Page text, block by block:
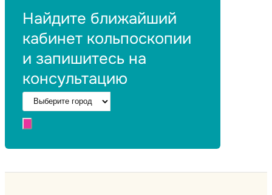
Найдите ближайший
кабинет кольпоскопии
и запишитесь на
консультацию